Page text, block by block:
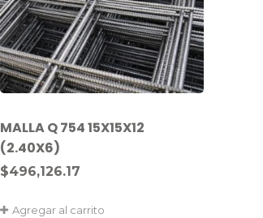
MALLA Q 754 15X15X12
(2.40X6)
$496,126.17
Agregar al carrito